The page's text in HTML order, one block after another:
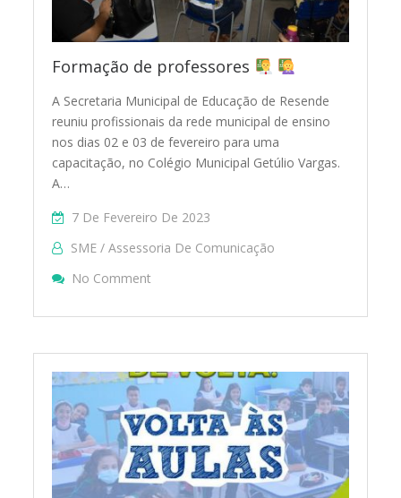
Formação de professores
A Secretaria Municipal de Educação de Resende
reuniu profissionais da rede municipal de ensino
nos dias 02 e 03 de fevereiro para uma
capacitação, no Colégio Municipal Getúlio Vargas.
A…
7 De Fevereiro De 2023
SME / Assessoria De Comunicação
No Comment